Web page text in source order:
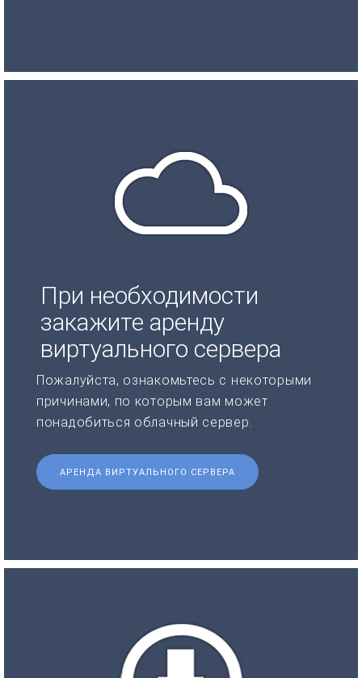
При необходимости
закажите аренду
виртуального сервера
Пожалуйста, ознакомьтесь с некоторыми
причинами, по которым вам может
понадобиться облачный сервер.
АРЕНДА ВИРТУАЛЬНОГО СЕРВЕРА